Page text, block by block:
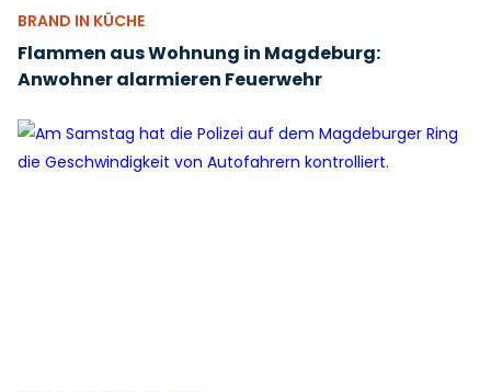
BRAND IN KÜCHE
Flammen aus Wohnung in Magdeburg:
Anwohner alarmieren Feuerwehr